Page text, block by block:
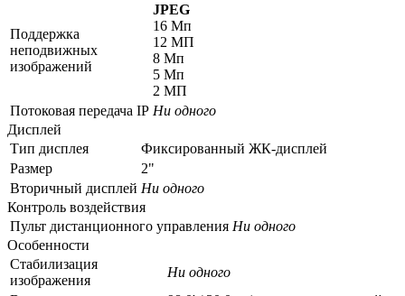
Поддержка
неподвижных
изображений
JPEG
16 Мп
12 МП
8 Мп
5 Мп
2 МП
Потоковая передача IP Ни одного
Дисплей
Тип дисплея
Фиксированный ЖК-дисплей
Размер
2"
Вторичный дисплей Ни одного
Контроль воздействия
Пульт дистанционного управления Ни одного
Особенности
Стабилизация
изображения
Ни одного